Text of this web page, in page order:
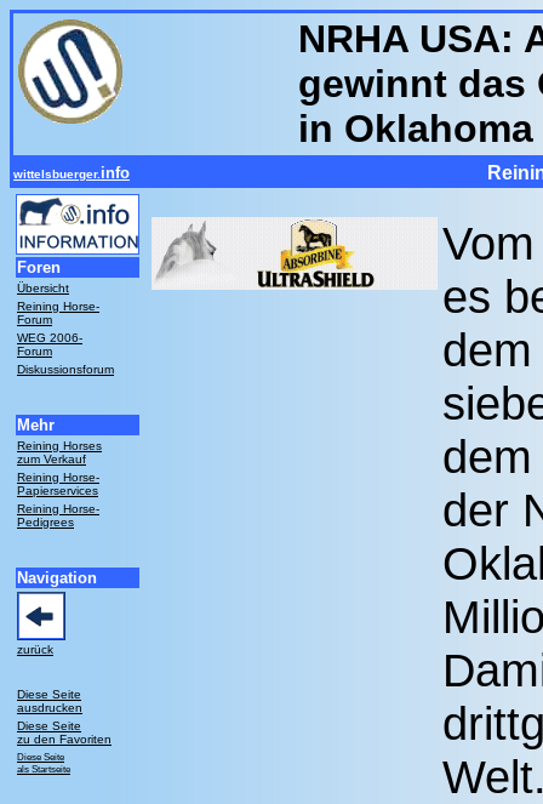
NRHA USA:
gewinnt das
in
wittelsbuerger. info
Foren
Übersicht
Reining Horse-
Forum
WEG 2006-
Forum
Diskussionsforum
Mehr
Reining Horses
zum Verkauf
Reining Horse-
Papierservices
Reining Horse-
Pedigrees
Navigation
zurück
Diese Seite
ausdrucken
Diese Seite
zu den Favoriten
Diese Seite
als Startseite
es
der